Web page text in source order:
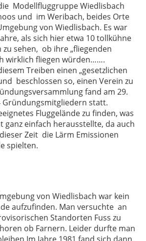
Modellfluggruppe Wiedlisbach
und im Weribach, beides Orte
von Wiedlisbach. Es war
als sich hier etwa 10 tollkühne
sehen, ob ihre „fliegenden
wirklich fliegen würden…….
Treiben einen „gesetzlichen
beschlossen so, einen Verein zu
fand am 29.
statt.
Fluggelände zu finden, was
ganz einfach herausstellte, da auch
Zeit die Lärm Emissionen
spielten.
von Wiedlisbach war kein
aufzufinden. Man versuchte an
Standorten Fuss zu
ob Farnern. Leider durfte man